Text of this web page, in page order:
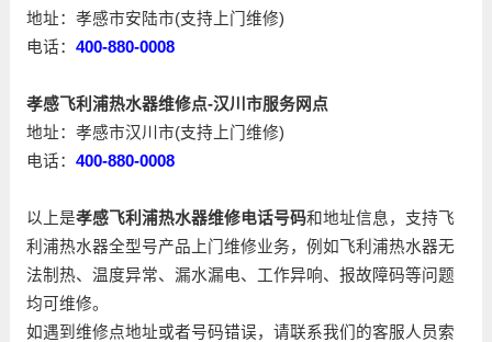
地址：孝感市安陆市(支持上门维修)
电话： 400-880-0008
孝感飞利浦热水器维修点-汉川市服务网点
地址：孝感市汉川市(支持上门维修)
电话： 400-880-0008
以上是孝感飞利浦热水器维修电话号码和地址信息，支持飞
利浦热水器全型号产品上门维修业务，例如飞利浦热水器无
法制热、温度异常、漏水漏电、工作异响、报故障码等问题
均可维修。
如遇到维修点地址或者号码错误，请联系我们的客服人员索